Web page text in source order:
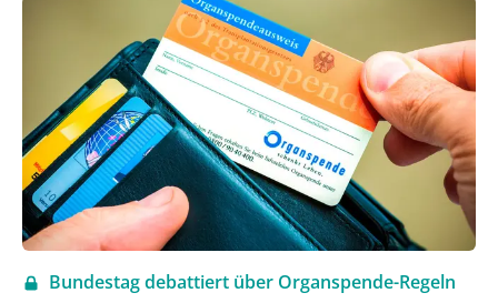
Bundestag debattiert über Organspende-Regeln